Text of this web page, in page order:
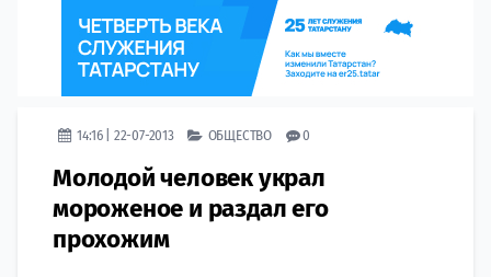
14:16 | 22-07-2013 ОБЩЕСТВО 0
Молодой человек украл
мороженое и раздал его
прохожим